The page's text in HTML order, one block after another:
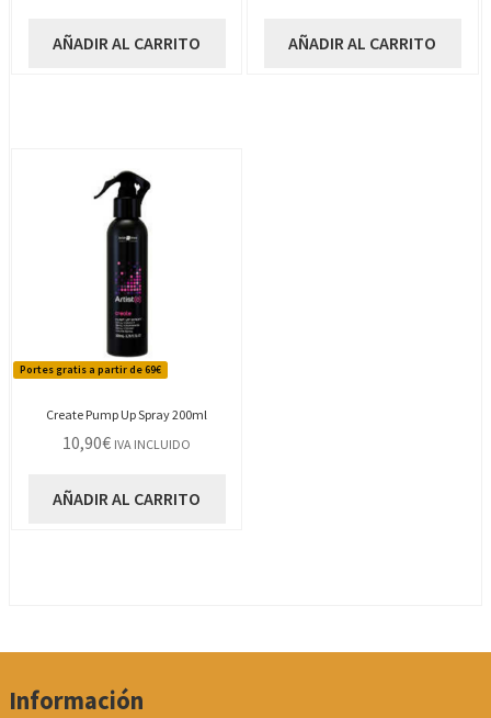
AÑADIR AL CARRITO AÑADIR AL CARRITO
Portes gratis a partir de 69€
Create Pump Up Spray 200ml
10,90€ IVA INCLUIDO
AÑADIR AL CARRITO
Información